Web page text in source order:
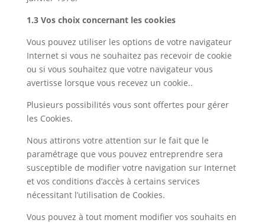
1.3 Vos choix concernant les cookies
Vous pouvez utiliser les options de votre navigateur
Internet si vous ne souhaitez pas recevoir de cookie
ou si vous souhaitez que votre navigateur vous
avertisse lorsque vous recevez un cookie..
Plusieurs possibilités vous sont offertes pour gérer
les Cookies.
Nous attirons votre attention sur le fait que le
paramétrage que vous pouvez entreprendre sera
susceptible de modifier votre navigation sur Internet
et vos conditions d’accès à certains services
nécessitant l’utilisation de Cookies.
Vous pouvez à tout moment modifier vos souhaits en